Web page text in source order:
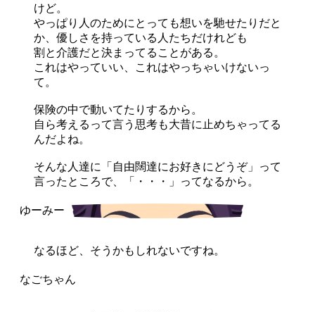
けど。
やっぱり人のためにとっても想いを馳せたりだと
か、優しさを持っている人たちだけれども
割と介護だと決まってることがある。
これはやっていい、これはやっちゃいけないっ
て。
保険の中で動いてたりするから。
自ら考えるって言う思考も大昔に止めちゃってる
んだよね。
そんな人達に「自由闊達にお好きにどうぞ」って
言ったところで、「・・・」ってなるから。
なるほど、そうかもしれないですね。